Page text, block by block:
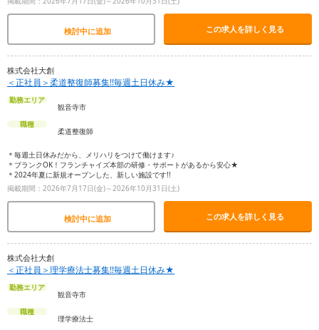
検討中に追加 この求人を詳しく見る
株式会社大創
＜正社員＞柔道整復師募集!!毎週土日休み★
勤務エリア
観音寺市
職種
柔道整復師
＊毎週土日休みだから、メリハリをつけて働けます♪
＊ブランクOK！フランチャイズ本部の研修・サポートがあるから安心★
＊2024年夏に新規オープンした、新しい施設です!!
掲載期間：2026年7月17日(金)～2026年10月31日(土)
検討中に追加 この求人を詳しく見る
株式会社大創
＜正社員＞理学療法士募集!!毎週土日休み★
勤務エリア
観音寺市
職種
理学療法士